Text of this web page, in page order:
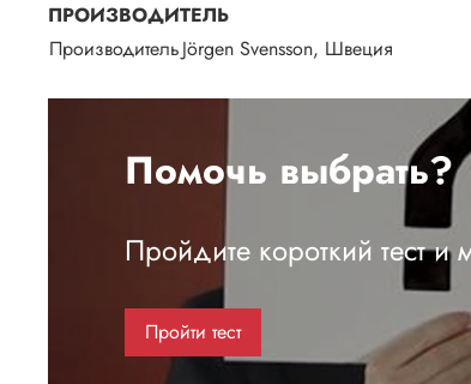
ПРОИЗВОДИТЕЛЬ
ПроизводительJörgen Svensson, Швеция
Помочь выбрать?
Пройдите короткий тест
Пройти тест